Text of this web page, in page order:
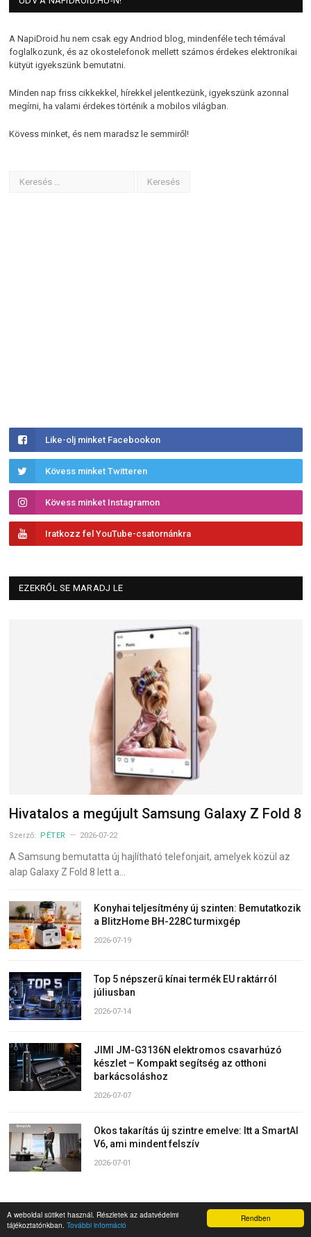
Rendben
A weboldal sütiket használ. Részletek az adatvédelmi
tájékoztatónkban. További információ
A NapiDroid.hu nem csak egy Andriod blog, mindenféle tech témával
foglalkozunk, és az okostelefonok mellett számos érdekes elektronikai
kütyüt igyekszünk bemutatni.
Minden nap friss cikkekkel, hírekkel jelentkezünk, igyekszünk azonnal
megírni, ha valami érdekes történik a mobilos világban.
Kövess minket, és nem maradsz le semmiről!
Like-olj minket Facebookon
Kövess minket Twitteren
Kövess minket Instagramon
Iratkozz fel YouTube-csatornánkra
EZEKRŐL SE MARADJ LE
Hivatalos a megújult Samsung Galaxy Z Fold 8
Szerző: PÉTER 2026-07-22
A Samsung bemutatta új hajlítható telefonjait, amelyek közül az
alap Galaxy Z Fold 8 lett a…
Konyhai teljesítmény új szinten: Bemutatkozik
a BlitzHome BH-228C turmixgép
2026-07-19
Top 5 népszerű kínai termék EU raktárról
júliusban
2026-07-14
JIMI JM-G3136N elektromos csavarhúzó
készlet – Kompakt segítség az otthoni
barkácsoláshoz
2026-07-07
Okos takarítás új szintre emelve: Itt a SmartAI
V6, ami mindent felszív
2026-07-01